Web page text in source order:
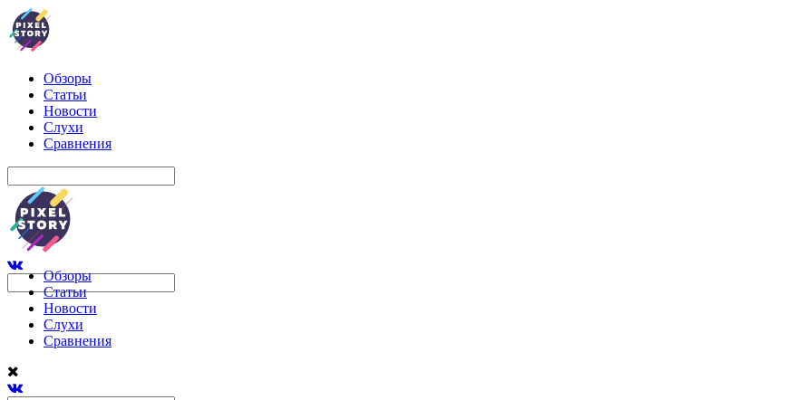
Обзоры
Статьи
Новости
Слухи
Сравнения
Обзоры
Статьи
Новости
Слухи
Сравнения